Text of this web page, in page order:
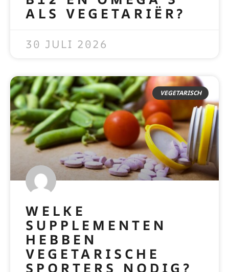
ALS VEGETARIËR?
30 JULI 2026
VEGETARISCH
WELKE
SUPPLEMENTEN
HEBBEN
VEGETARISCHE
SPORTERS NODIG?